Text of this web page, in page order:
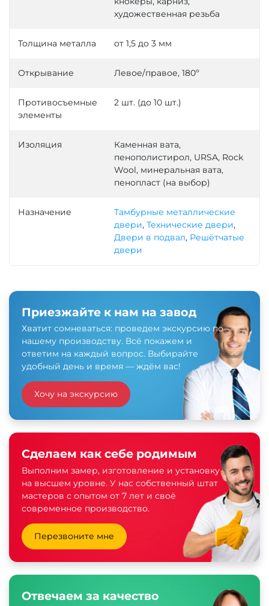
художественная резьба
Толщина металла от 1,5 до 3 мм
Открывание Левое/правое, 180º
Противосъемные
элементы
2 шт. (до 10 шт.)
Изоляция
Каменная вата,
пенополистирол, URSA, Rock
Wool, минеральная вата,
пенопласт (на выбор)
Назначение
Тамбурные металлические
двери, Технические двери,
Двери в подвал, Решётчатые
двери
Приезжайте к нам на завод
Хватит сомневаться: проведем экскурсию по
нашему производству. Всё покажем и
ответим на каждый вопрос. Выбирайте
удобный день и время — ждём вас!
Хочу на экскурсию
Сделаем как себе родимым
Выполним замер, изготовление и установку
на высшем уровне. У нас собственный штат
мастеров с опытом от 7 лет и своё
современное производство.
Перезвоните мне
Отвечаем за качество